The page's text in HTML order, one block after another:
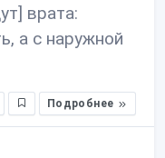
врата:
а с наружной
Подробнее